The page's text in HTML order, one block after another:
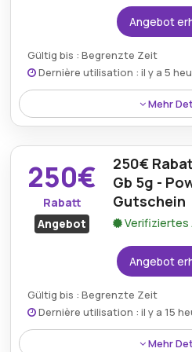
Angebot
Gültig bis : Begrenzte Zeit
Dernière utilisation : il y a 5
Mehr
Kunden können bei der
den teilnehmenden
Sonderangebot profitieren,
ermöglicht.
250€
Rabatt
Angebot
250€
Gb 5g -
Gutschein
Verifiziertes
Angebot
Gültig bis : Begrenzte Zeit
Dernière utilisation : il y a 15
Mehr